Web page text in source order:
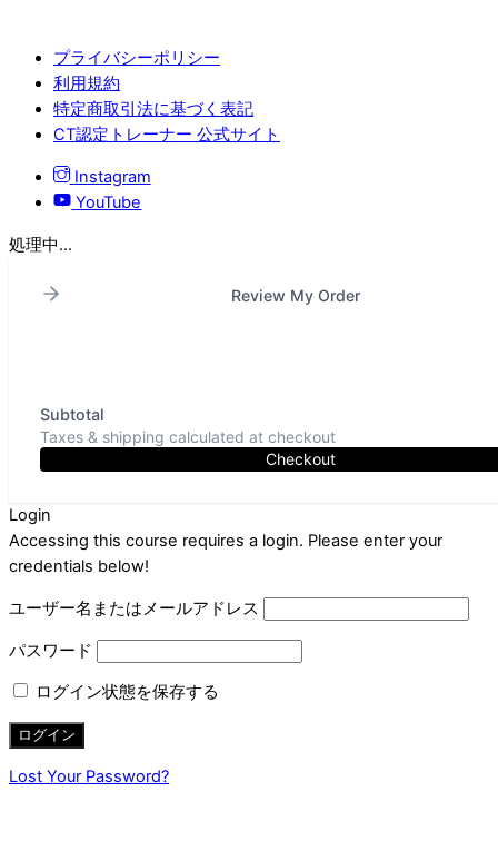
プライバシーポリシー
利用規約
特定商取引法に基づく表記
CT認定トレーナー 公式サイト
Instagram
YouTube
処理中...
Review My Order
Subtotal
Taxes & shipping calculated at checkout
Checkout
Login
Accessing this course requires a login. Please enter your
credentials below!
ユーザー名またはメールアドレス
パスワード
ログイン状態を保存する
Lost Your Password?